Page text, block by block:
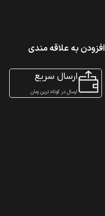
افزودن به علاقه مندی
ارسال سریع
ارسال در کوتاه ترین زمان